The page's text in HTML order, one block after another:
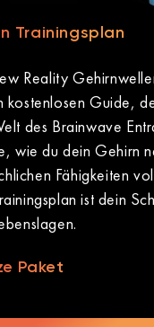
Trainingsplan
Reality
kostenlosen Guide,
des Brainwave
wie du dein Gehirn
Fähigkeiten
ist dein
Paket